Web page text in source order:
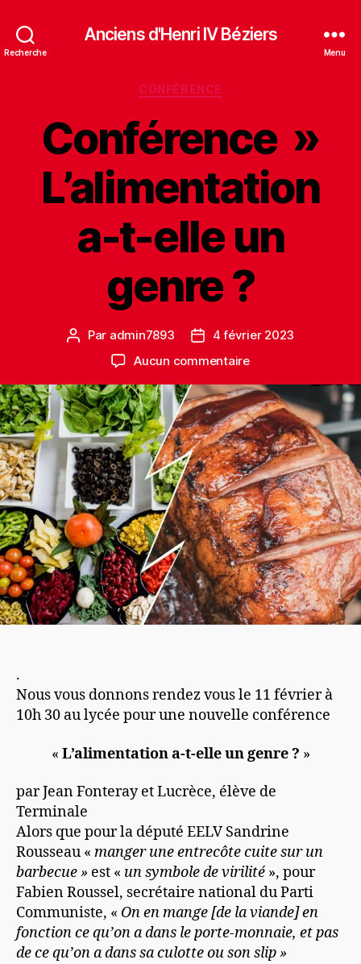
Recherche
Anciens d'Henri IV Béziers
Menu
Catégories
CONFÉRENCE
Conférence »
L’alimentation
a-t-elle un
genre ?
Auteur
Par admin7893
Date4 février 2023
Aucun commentairesur
»
L’alimentation
a-
t-
elle
un
genre
?
.
Nous vous donnons rendez vous le 11 février à
10h 30 au lycée pour une nouvelle conférence
« L’alimentation a-t-elle un genre ? »
par Jean Fonteray et Lucrèce, élève de
Terminale
Alors que pour la député EELV Sandrine
Rousseau « manger une entrecôte cuite sur un
barbecue » est « un symbole de virilité », pour
Fabien Roussel, secrétaire national du Parti
Communiste, « On en mange [de la viande] en
fonction ce qu’on a dans le porte-monnaie, et pas
de ce qu’on a dans sa culotte ou son slip »